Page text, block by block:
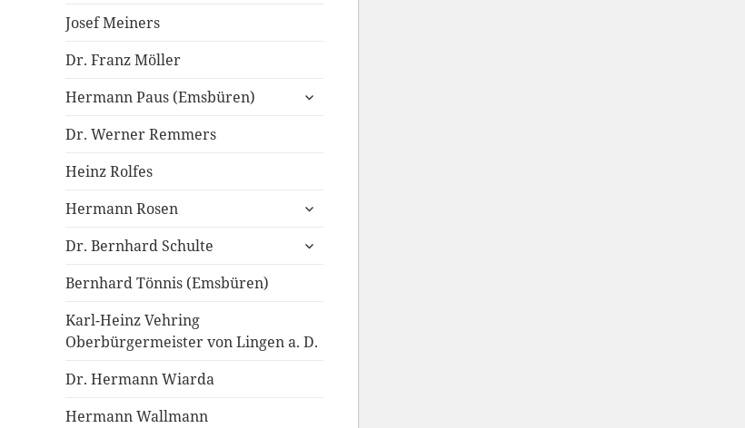
Josef Meiners
Dr. Franz Möller
Hermann Paus (Emsbüren)
untermenü
Dr. Werner Remmers
Heinz Rolfes
Hermann Rosen
untermenü
Dr. Bernhard Schulte
untermenü
Bernhard Tönnis (Emsbüren)
Karl-Heinz Vehring
Oberbürgermeister von Lingen a. D.
Dr. Hermann Wiarda
Hermann Wallmann